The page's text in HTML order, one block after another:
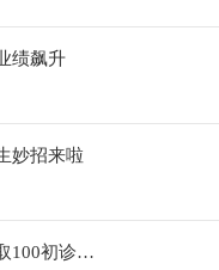
绩飙升
妙招来啦
初诊客户